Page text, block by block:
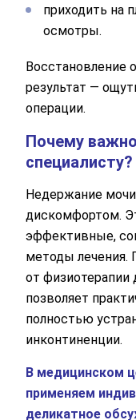
приходить на
осмотры.
Восстановление
результат —
операции.
Почему
специалисту?
Недержание
дискомфортом.
эффективные,
методы лечения.
от физиотерапии
позволяет
полностью
инконтиненции.
В медицинском
применяем
деликатное